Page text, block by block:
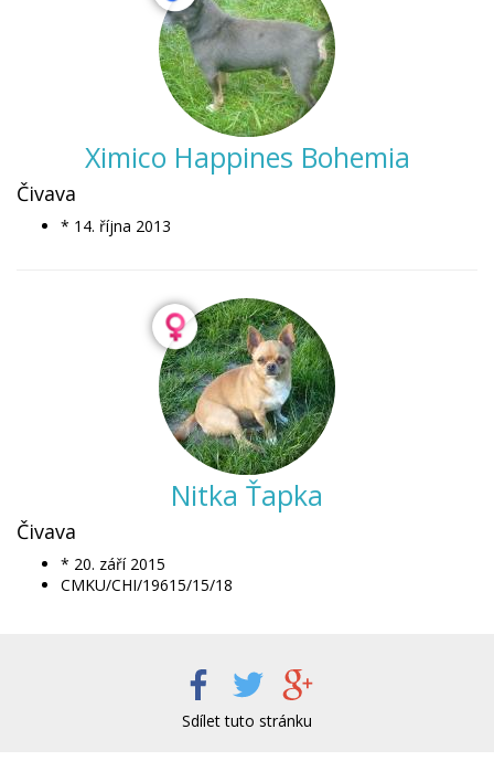
Ximico Happines Bohemia
Čivava
* 14. října 2013
Nitka Ťapka
Čivava
* 20. září 2015
CMKU/CHI/19615/15/18
Sdílet tuto stránku